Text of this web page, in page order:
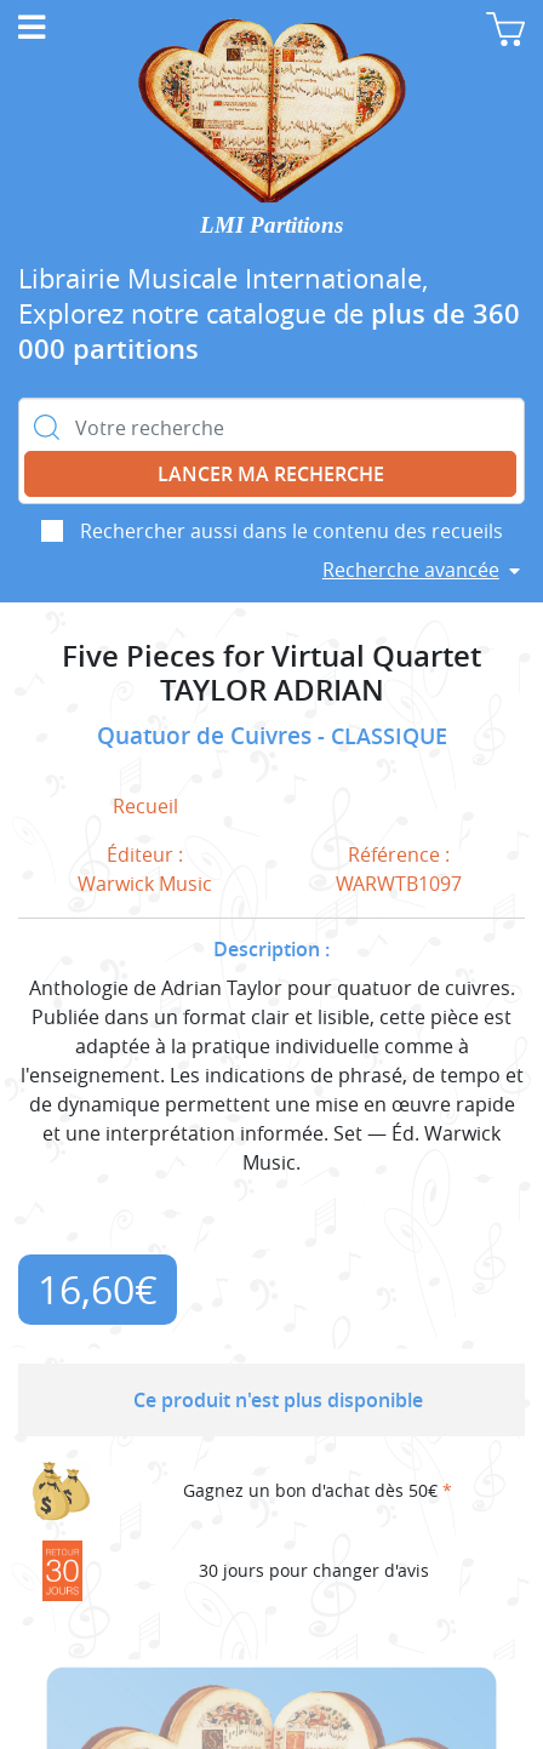
LMI Partitions
Librairie Musicale Internationale,
Explorez notre catalogue de plus de 360
000 partitions
Rechercher :
Rechercher aussi dans le contenu des recueils
Recherche avancée
Five Pieces for Virtual Quartet
TAYLOR ADRIAN
Quatuor de Cuivres CLASSIQUE
Recueil
Éditeur :
Warwick Music
Référence :
WARWTB1097
Description :
Anthologie de Adrian Taylor pour quatuor de cuivres.
Publiée dans un format clair et lisible, cette pièce est
adaptée à la pratique individuelle comme à
l'enseignement. Les indications de phrasé, de tempo et
de dynamique permettent une mise en œuvre rapide
et une interprétation informée. Set — Éd. Warwick
Music.
16,60€
Ce produit n'est plus disponible
Gagnez un bon d'achat dès 50€ *
30 jours pour changer d'avis